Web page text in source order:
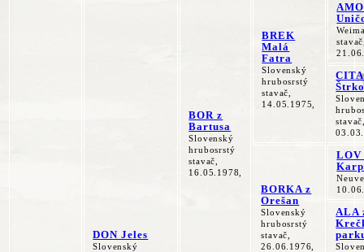
DON Jeles
Slovenský
BOR z
Bartusa
Slovenský
hrubosrstý
stavač,
16.05.1978,
BREK
Malá
Fatra
Slovenský
hrubosrstý
stavač,
14.05.1975,
CITA
BORKA z
Orešan
Slovenský
hrubosrstý
stavač,
26.06.1976,
LOV
ALA